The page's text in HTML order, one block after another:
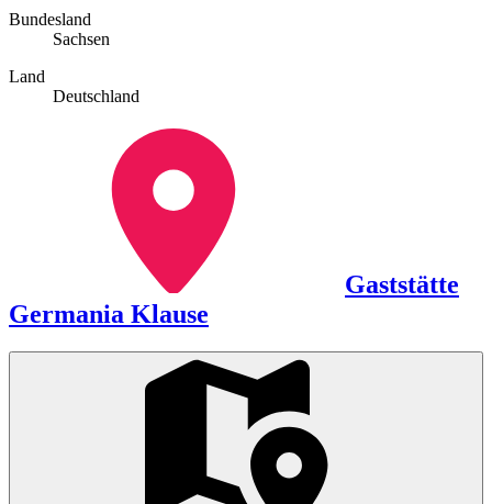
Bundesland
Sachsen
Land
Deutschland
Gaststätte
Germania Klause